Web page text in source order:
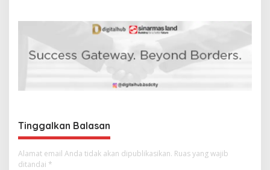
g
p
s
Tinggalkan Balasan
Alamat email Anda tidak akan dipublikasikan. Ruas yang wajib
ditandai *